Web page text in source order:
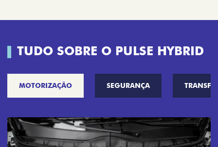
TUDO SOBRE O PULSE HYBRID
MOTORIZAÇÃO SEGURANÇA